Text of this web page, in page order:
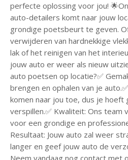
perfecte oplossing voor jou!
auto-detailers komt naar jouw
grondige poetsbeurt te geven.
verwijderen van hardnekkige
lak of het reinigen van het
jouw auto er weer als nieuw
auto poetsen op locatie?✅
brengen en ophalen van je
komen naar jou toe, dus je
verspillen.✅ Kwaliteit: Ons team
voor een grondige en
Resultaat: Jouw auto zal weer
langer en geef jouw auto de
Neem vandaag nog contact met